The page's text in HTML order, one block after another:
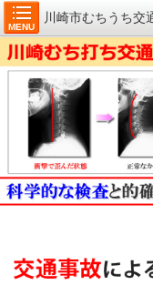
MENU
川崎市むちうち交